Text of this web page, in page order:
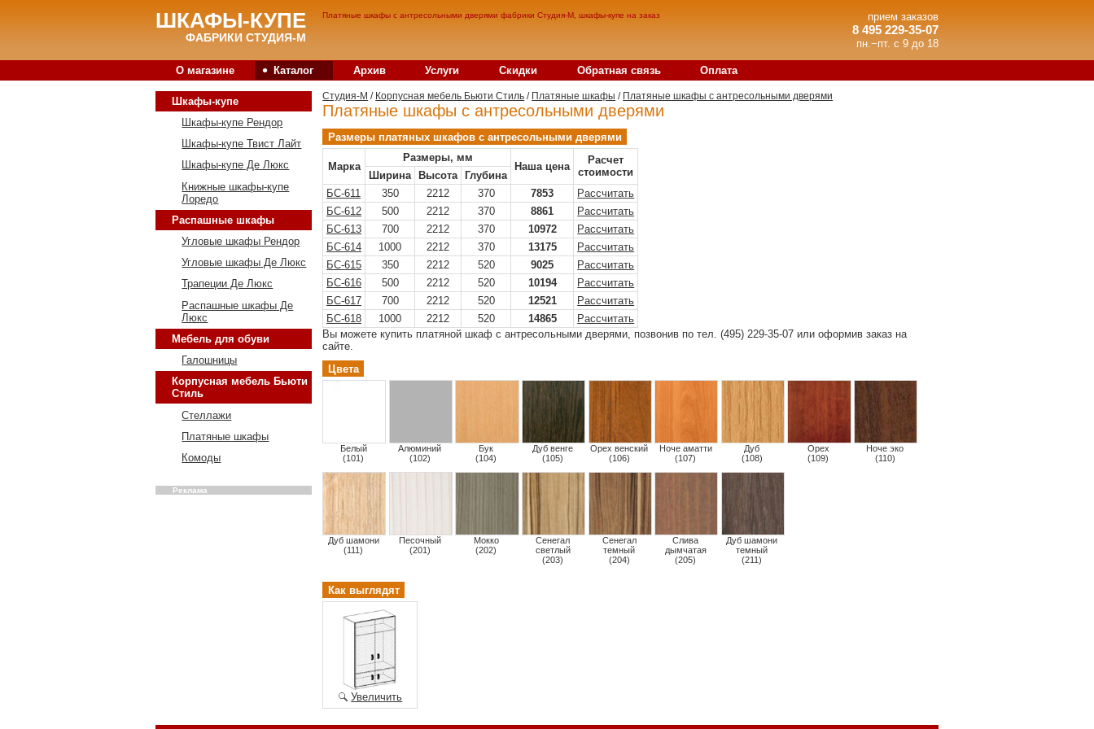
Платяные шкафы с антресольными дверями фабрики Студия-М, шкафы-купе на заказ
ШКАФЫ-КУПЕ
ФАБРИКИ СТУДИЯ-М
прием заказов
8 495 229-35-07
пн.−пт. с 9 до 18
О магазине • Каталог Архив Услуги Скидки Обратная связь Оплата
Студия-M / Корпусная мебель Бьюти Стиль / Платяные шкафы / Платяные шкафы с антресольными дверями
Платяные шкафы с антресольными дверями
Размеры платяных шкафов с антресольными дверями
Марка
Размеры, мм
Наша цена
Расчет
стоимости
Ширина Высота
Глубина
БС-611
350 2212 370 7853
Рассчитать
БС-612
500 2212 370 8861
Рассчитать
БС-613
700 2212 370 10972
Рассчитать
БС-614
1000 2212 370 13175
Рассчитать
БС-615
350 2212 520 9025
Рассчитать
БС-616
500 2212 520 10194
Рассчитать
БС-617
700 2212 520 12521
Рассчитать
БС-618
1000 2212 520 14865
Рассчитать
Вы можете купить платяной шкаф с антресольными дверями, позвонив по тел. (495) 229-35-07 или оформив заказ на
сайте.
Цвета
Белый
(101)
Алюминий
(102)
Бук
(104)
Дуб венге
(105)
Орех венский
(106)
Ноче аматти
(107)
Дуб
(108)
Орех
(109)
Ноче эко
(110)
Дуб шамони
(111)
Песочный
(201)
Мокко
(202)
Сенегал
светлый
(203)
Сенегал
темный
(204)
Слива
дымчатая
(205)
Дуб шамони
темный
(211)
Как выглядят
Увеличить
Шкафы-купе
Шкафы-купе Рендор
Шкафы-купе Твист Лайт
Шкафы-купе Де Люкс
Книжные шкафы-купе
Лоредо
Распашные шкафы
Угловые шкафы Рендор
Угловые шкафы Де Люкс
Трапеции Де Люкс
Распашные шкафы Де
Люкс
Мебель для обуви
Галошницы
Корпусная мебель Бьюти
Стиль
Стеллажи
Платяные шкафы
Комоды
Реклама